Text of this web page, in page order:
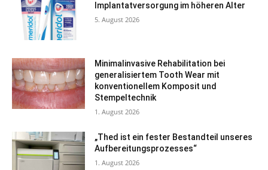
Implantatversorgung im höheren Alter
5. August 2026
Minimalinvasive Rehabilitation bei
generalisiertem Tooth Wear mit
konventionellem Komposit und
Stempeltechnik
1. August 2026
„Thed ist ein fester Bestandteil unseres
Aufbereitungsprozesses“
1. August 2026